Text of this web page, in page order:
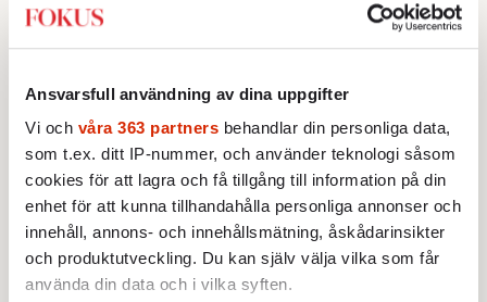
Ansvarsfull användning av dina uppgifter
Vi och våra 363 partners behandlar din personliga data,
som t.ex. ditt IP-nummer, och använder teknologi såsom
cookies för att lagra och få tillgång till information på din
enhet för att kunna tillhandahålla personliga annonser och
innehåll, annons- och innehållsmätning, åskådarinsikter
och produktutveckling. Du kan själv välja vilka som får
använda din data och i vilka syften.
fascinationen för Homeros
INTERVJU KULTUR
När Björn Stein och Amy
Ajvide Lindqvists
sjöjungfruhistoria ”Sommaren
1985” korsas Saltkråkan med
Stephen King.
Av: Samuel Mesterton•
INTERVJU
Erik Lallerstedt: ”Jag är inte
jätteroad av att visa mig”
Av: Kurt Mälarstedt •